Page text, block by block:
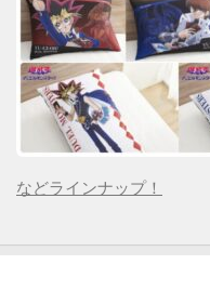
などラインナップ！